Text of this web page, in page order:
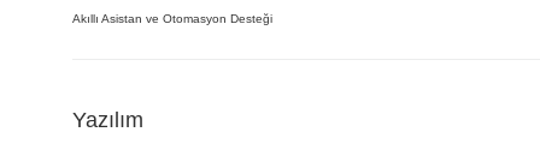
Akıllı Asistan ve Otomasyon Desteği
Yazılım